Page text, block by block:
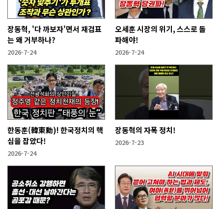
장동혁, '다 까보자'면서 재검표
는 왜 거부하나?
2026-7-24
오세훈 시장의 위기, 스스로 돌
파해야!
2026-7-24
한동훈(韓東勳)! 한국정치의 핵
심을 잡았다!
2026-7-24
장동혁의 자폭 정치!
2026-7-23